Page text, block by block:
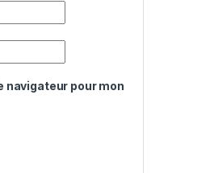
navigateur pour mon